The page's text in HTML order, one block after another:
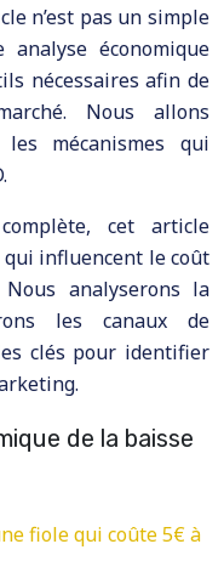
n’est pas un simple
économique
nécessaires afin de
Nous allons
mécanismes qui
cet article
influencent le coût
analyserons la
les canaux de
clés pour identifier
de la baisse
fiole qui coûte 5€ à